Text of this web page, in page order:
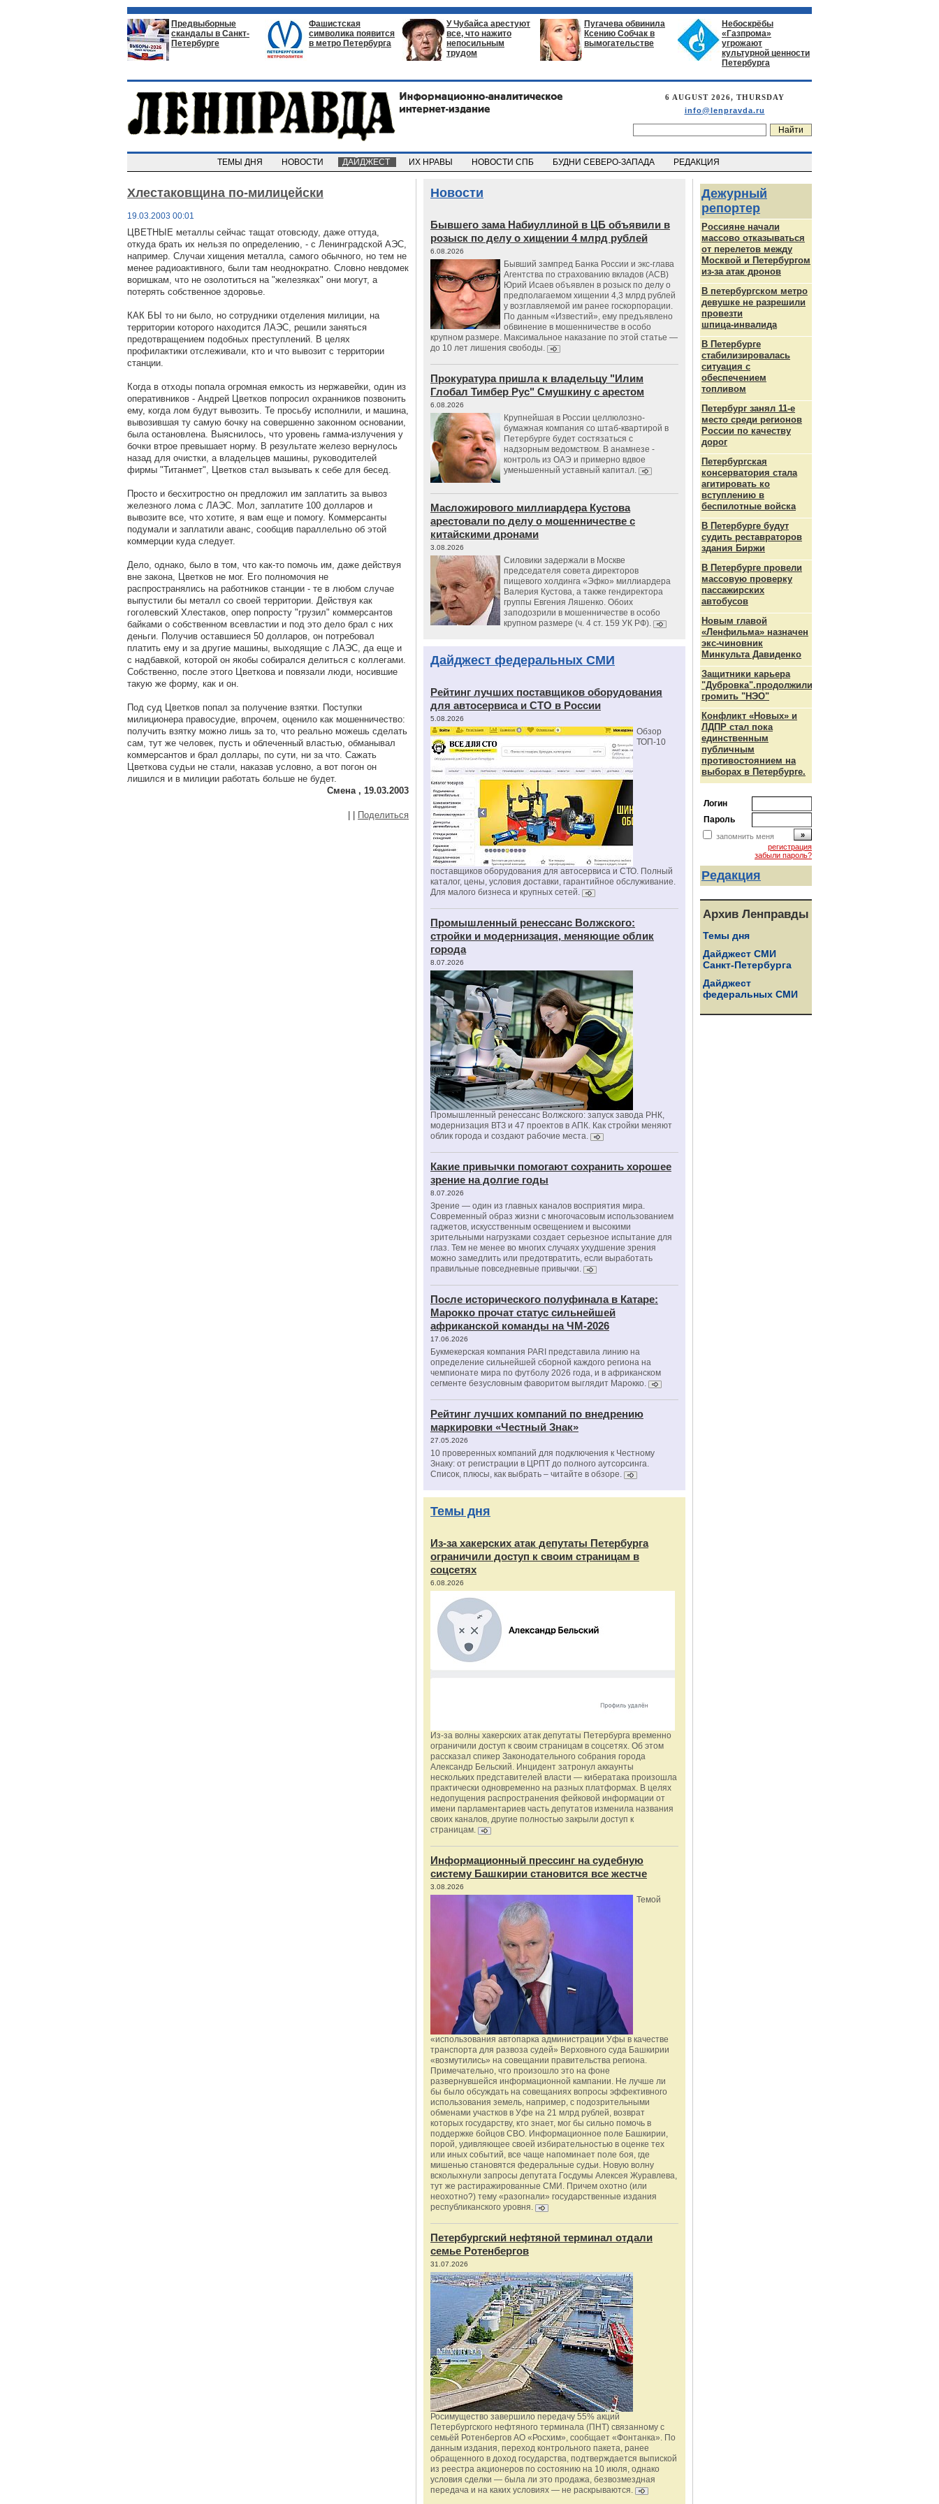
Предвыборные
скандалы в Санкт-
Петербурге
Фашистская
символика появится
в метро Петербурга
У Чубайса арестуют
все, что нажито
непосильным
трудом
Пугачева обвинила
Ксению Собчак в
вымогательстве
Небоскрёбы
«Газпрома»
угрожают
культурной ценности
Петербурга
6 AUGUST 2026, THURSDAY
info@lenpravda.ru
ТЕМЫ ДНЯ НОВОСТИ ДАЙДЖЕСТ ИХ НРАВЫ НОВОСТИ СПБ БУДНИ СЕВЕРО-ЗАПАДА РЕДАКЦИЯ
Хлестаковщина по-милицейски
19.03.2003 00:01
ЦВЕТНЫЕ металлы сейчас тащат отовсюду, даже оттуда,
откуда брать их нельзя по определению, - с Ленинградской АЭС,
например. Случаи хищения металла, самого обычного, но тем не
менее радиоактивного, были там неоднократно. Словно невдомек
воришкам, что не озолотиться на "железяках" они могут, а
потерять собственное здоровье.
КАК БЫ то ни было, но сотрудники отделения милиции, на
территории которого находится ЛАЭС, решили заняться
предотвращением подобных преступлений. В целях
профилактики отслеживали, кто и что вывозит с территории
станции.
Когда в отходы попала огромная емкость из нержавейки, один из
оперативников - Андрей Цветков попросил охранников позвонить
ему, когда лом будут вывозить. Те просьбу исполнили, и машина,
вывозившая ту самую бочку на совершенно законном основании,
была остановлена. Выяснилось, что уровень гамма-излучения у
бочки втрое превышает норму. В результате железо вернулось
назад для очистки, а владельцев машины, руководителей
фирмы "Титанмет", Цветков стал вызывать к себе для бесед.
Просто и бесхитростно он предложил им заплатить за вывоз
железного лома с ЛАЭС. Мол, заплатите 100 долларов и
вывозите все, что хотите, я вам еще и помогу. Коммерсанты
подумали и заплатили аванс, сообщив параллельно об этой
коммерции куда следует.
Дело, однако, было в том, что как-то помочь им, даже действуя
вне закона, Цветков не мог. Его полномочия не
распространялись на работников станции - те в любом случае
выпустили бы металл со своей территории. Действуя как
гоголевский Хлестаков, опер попросту "грузил" коммерсантов
байками о собственном всевластии и под это дело брал с них
деньги. Получив оставшиеся 50 долларов, он потребовал
платить ему и за другие машины, выходящие с ЛАЭС, да еще и
с надбавкой, которой он якобы собирался делиться с коллегами.
Собственно, после этого Цветкова и повязали люди, носившие
такую же форму, как и он.
Под суд Цветков попал за получение взятки. Поступки
милиционера правосудие, впрочем, оценило как мошенничество:
получить взятку можно лишь за то, что реально можешь сделать
сам, тут же человек, пусть и облеченный властью, обманывал
коммерсантов и брал доллары, по сути, ни за что. Сажать
Цветкова судьи не стали, наказав условно, а вот погон он
лишился и в милиции работать больше не будет.
Смена , 19.03.2003
Поделиться
Новости
Бывшего зама Набиуллиной в ЦБ объявили в
розыск по делу о хищении 4 млрд рублей
6.08.2026
Бывший зампред Банка России и экс-глава
Агентства по страхованию вкладов (АСВ)
Юрий Исаев объявлен в розыск по делу о
предполагаемом хищении 4,3 млрд рублей
у возглавляемой им ранее госкорпорации.
По данным «Известий», ему предъявлено
обвинение в мошенничестве в особо
крупном размере. Максимальное наказание по этой статье —
до 10 лет лишения свободы.
Прокуратура пришла к владельцу "Илим
Глобал Тимбер Рус" Смушкину с арестом
6.08.2026
Крупнейшая в России целлюлозно-
бумажная компания со штаб-квартирой в
Петербурге будет состязаться с
надзорным ведомством. В анамнезе -
контроль из ОАЭ и примерно вдвое
уменьшенный уставный капитал.
Масложирового миллиардера Кустова
арестовали по делу о мошенничестве с
китайскими дронами
3.08.2026
Силовики задержали в Москве
председателя совета директоров
пищевого холдинга «Эфко» миллиардера
Валерия Кустова, а также гендиректора
группы Евгения Ляшенко. Обоих
заподозрили в мошенничестве в особо
крупном размере (ч. 4 ст. 159 УК РФ).
Дайджест федеральных СМИ
Рейтинг лучших поставщиков оборудования
для автосервиса и СТО в России
5.08.2026
Обзор
ТОП-10
поставщиков оборудования для автосервиса и СТО. Полный
каталог, цены, условия доставки, гарантийное обслуживание.
Для малого бизнеса и крупных сетей.
Промышленный ренессанс Волжского:
стройки и модернизация, меняющие облик
города
8.07.2026
Промышленный ренессанс Волжского: запуск завода РНК,
модернизация ВТЗ и 47 проектов в АПК. Как стройки меняют
облик города и создают рабочие места.
Какие привычки помогают сохранить хорошее
зрение на долгие годы
8.07.2026
Зрение — один из главных каналов восприятия мира.
Современный образ жизни с многочасовым использованием
гаджетов, искусственным освещением и высокими
зрительными нагрузками создает серьезное испытание для
глаз. Тем не менее во многих случаях ухудшение зрения
можно замедлить или предотвратить, если выработать
правильные повседневные привычки.
После исторического полуфинала в Катаре:
Марокко прочат статус сильнейшей
африканской команды на ЧМ-2026
17.06.2026
Букмекерская компания PARI представила линию на
определение сильнейшей сборной каждого региона на
чемпионате мира по футболу 2026 года, и в африканском
сегменте безусловным фаворитом выглядит Марокко.
Рейтинг лучших компаний по внедрению
маркировки «Честный Знак»
27.05.2026
10 проверенных компаний для подключения к Честному
Знаку: от регистрации в ЦРПТ до полного аутсорсинга.
Список, плюсы, как выбрать – читайте в обзоре.
Темы дня
Из‑за хакерских атак депутаты Петербурга
ограничили доступ к своим страницам в
соцсетях
6.08.2026
Из‑за волны хакерских атак депутаты Петербурга временно
ограничили доступ к своим страницам в соцсетях. Об этом
рассказал спикер Законодательного собрания города
Александр Бельский. Инцидент затронул аккаунты
нескольких представителей власти — кибератака произошла
практически одновременно на разных платформах. В целях
недопущения распространения фейковой информации от
имени парламентариев часть депутатов изменила названия
своих каналов, другие полностью закрыли доступ к
страницам.
Информационный прессинг на судебную
систему Башкирии становится все жестче
3.08.2026
Темой
«использования автопарка администрации Уфы в качестве
транспорта для развоза судей» Верховного суда Башкирии
«возмутились» на совещании правительства региона.
Примечательно, что произошло это на фоне
развернувшейся информационной кампании. Не лучше ли
бы было обсуждать на совещаниях вопросы эффективного
использования земель, например, с подозрительными
обменами участков в Уфе на 21 млрд рублей, возврат
которых государству, кто знает, мог бы сильно помочь в
поддержке бойцов СВО. Информационное поле Башкирии,
порой, удивляющее своей избирательностью в оценке тех
или иных событий, все чаще напоминает поле боя, где
мишенью становятся федеральные судьи. Новую волну
всколыхнули запросы депутата Госдумы Алексея Журавлева,
тут же растиражированные СМИ. Причем охотно (или
неохотно?) тему «разогнали» государственные издания
республиканского уровня.
Петербургский нефтяной терминал отдали
семье Ротенбергов
31.07.2026
Росимущество завершило передачу 55% акций
Петербургского нефтяного терминала (ПНТ) связанному с
семьёй Ротенбергов АО «Росхим», сообщает «Фонтанка». По
данным издания, переход контрольного пакета, ранее
обращенного в доход государства, подтверждается выпиской
из реестра акционеров по состоянию на 10 июля, однако
условия сделки — была ли это продажа, безвозмездная
передача и на каких условиях — не раскрываются.
Дежурный
репортер
Россияне начали
массово отказываться
от перелетов между
Москвой и Петербургом
из-за атак дронов
В петербургском метро
девушке не разрешили
провезти
шпица‑инвалида
В Петербурге
стабилизировалась
ситуация с
обеспечением
топливом
Петербург занял 11-е
место среди регионов
России по качеству
дорог
Петербургская
консерватория стала
агитировать ко
вступлению в
беспилотные войска
В Петербурге будут
судить реставраторов
здания Биржи
В Петербурге провели
массовую проверку
пассажирских
автобусов
Новым главой
«Ленфильма» назначен
экс-чиновник
Минкульта Давиденко
Защитники карьера
"Дубровка".продолжили
громить "НЭО"
Конфликт «Новых» и
ЛДПР стал пока
единственным
публичным
противостоянием на
выборах в Петербурге.
Логин
Пароль
запомнить меня
регистрация
забыли пароль?
Редакция
Архив Ленправды
Темы дня
Дайджест СМИ
Санкт-Петербурга
Дайджест
федеральных СМИ